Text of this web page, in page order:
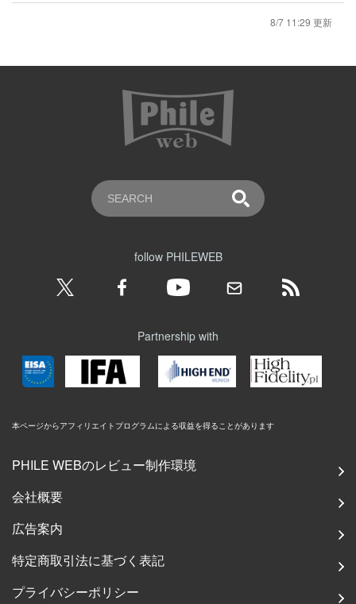
8/7 11:29 更新
follow PHILEWEB
Partnership with
本ページからアフィリエイトプログラムによる収益を得ることがあります
PHILE WEBのレビュー制作環境
会社概要
広告案内
特定商取引法に基づく表記
プライバシーポリシー